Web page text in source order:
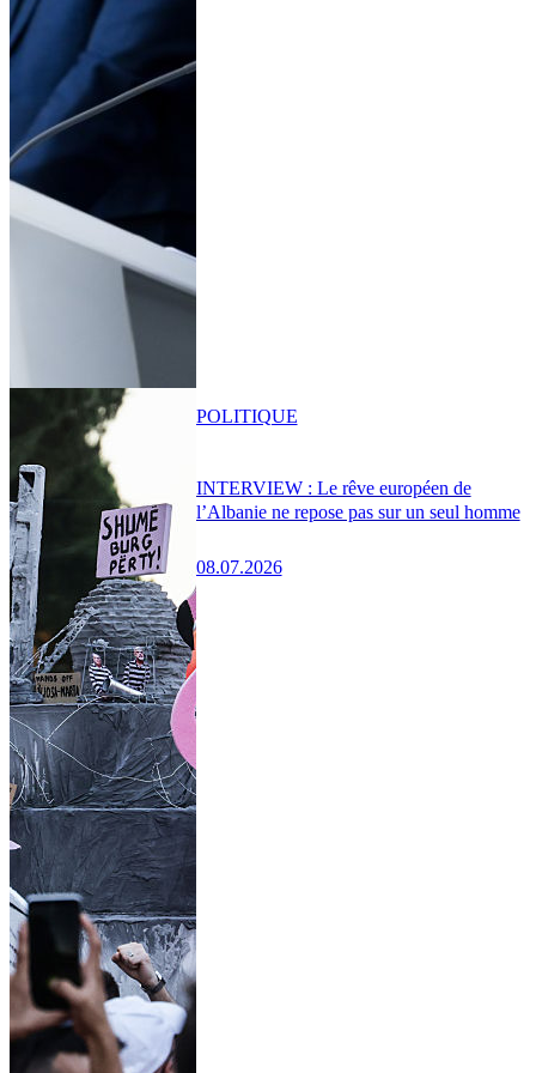
INTERVIEW : Le rêve européen de
l’Albanie ne repose pas sur un seul homme
08.07.2026
POLITIQUE